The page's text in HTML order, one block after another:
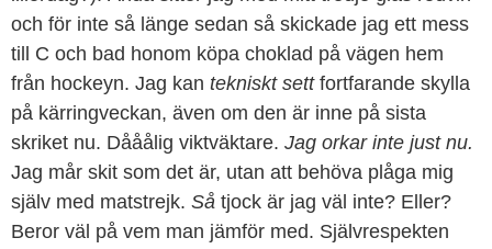
och för inte så länge sedan så skickade jag ett mess
till C och bad honom köpa choklad på vägen hem
från hockeyn. Jag kan tekniskt sett fortfarande skylla
på kärringveckan, även om den är inne på sista
skriket nu. Dååålig viktväktare. Jag orkar inte just nu.
Jag mår skit som det är, utan att behöva plåga mig
själv med matstrejk. Så tjock är jag väl inte? Eller?
Beror väl på vem man jämför med. Självrespekten